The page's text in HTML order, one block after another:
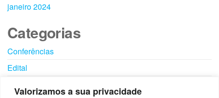
Valorizamos a sua privacidade
janeiro 2024
Categorias
Conferências
Edital